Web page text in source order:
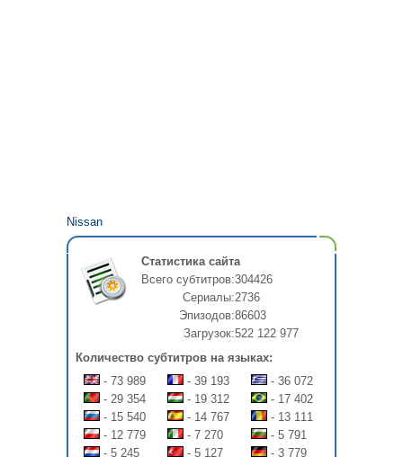
Nissan
Статистика сайта
Всего субтитров:304426
Сериалы:2736
Эпизодов:86603
Загрузок:522 122 977
Количество субтитров на языках:
- 73 989
- 39 193
- 36 072
- 29 354
- 19 312
- 17 402
- 15 540
- 14 767
- 13 111
- 12 779
- 7 270
- 5 791
- 5 245
- 5 127 - 3 779